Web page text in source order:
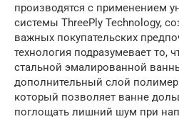
производятся с применением
системы ThreePly Technology,
важных покупательских
технология подразумевает то,
стальной эмалированной
дополнительный слой
который позволяет ванне
поглощать лишний шум при